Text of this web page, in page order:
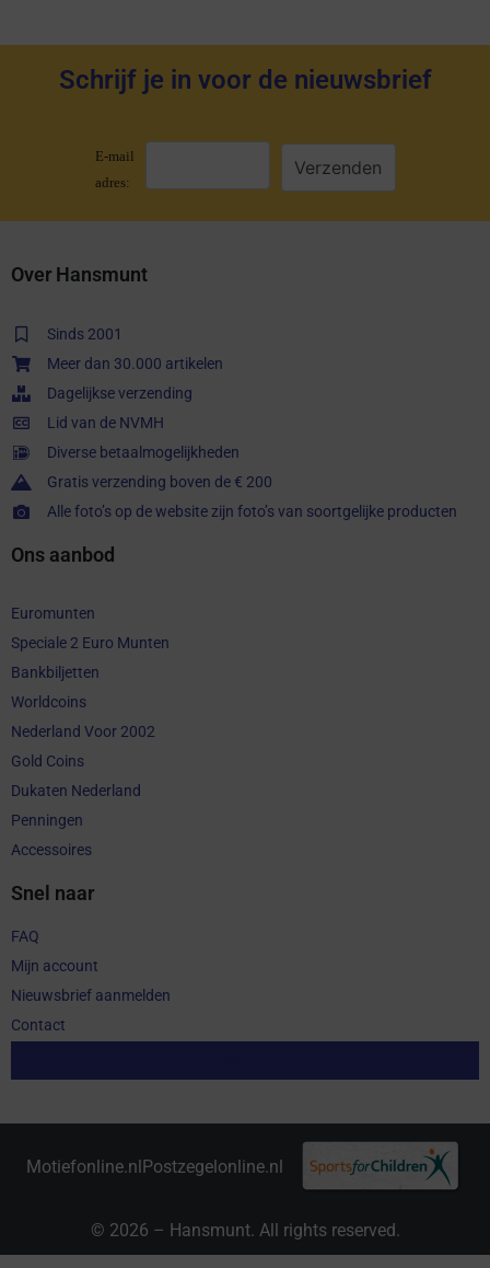
Schrijf je in voor de nieuwsbrief
E-mail
adres:
Over Hansmunt
Sinds 2001
Meer dan 30.000 artikelen
Dagelijkse verzending
Lid van de NVMH
Diverse betaalmogelijkheden
Gratis verzending boven de € 200
Alle foto’s op de website zijn foto’s van soortgelijke producten
Ons aanbod
Euromunten
Speciale 2 Euro Munten
Bankbiljetten
Worldcoins
Nederland Voor 2002
Gold Coins
Dukaten Nederland
Penningen
Accessoires
Snel naar
FAQ
Mijn account
Nieuwsbrief aanmelden
Contact
Motiefonline.nlPostzegelonline.nl
© 2026 – Hansmunt. All rights reserved.